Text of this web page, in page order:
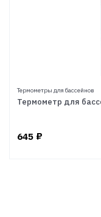
Термометры для бассейнов
Термометр для
645 ₽